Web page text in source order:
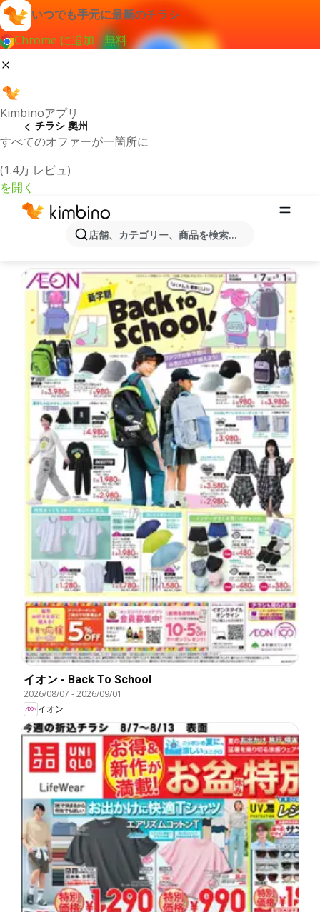
いつでも手元に最新のチラシ
Chrome に追加 - 無料
Kimbinoアプリ
すべてのオファーが一箇所に
(1.4万 レビュ)
を開く
店舗、カテゴリー、商品を検索...
チラシ 奧州
最新のチラシとオファー奧州
イオン - Back To School
2026/08/07 -2026/09/01
イオン